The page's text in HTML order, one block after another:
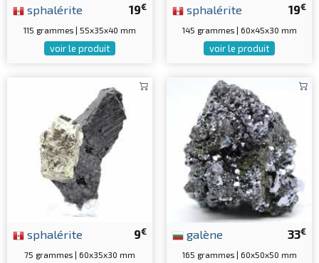
19€
sphalérite
115 grammes | 55x35x40 mm
voir le produit
19€
sphalérite
145 grammes | 60x45x30 mm
voir le produit
9€
sphalérite
75 grammes | 60x35x30 mm
33€
galène
165 grammes | 60x50x50 mm